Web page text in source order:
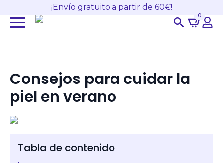
¡Envío gratuito a partir de 60€!
0
Consejos para cuidar la
piel en verano
Tabla de contenido